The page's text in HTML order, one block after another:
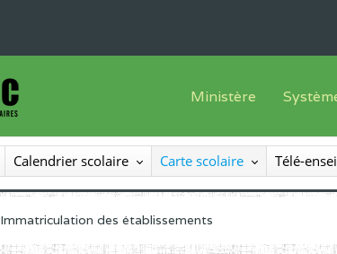
Ministère
Le Ministre
Le SEESEN
Inspection Générale
Offre
Calendrier scolaire Carte scolaire Télé-
Immatriculation des établissements